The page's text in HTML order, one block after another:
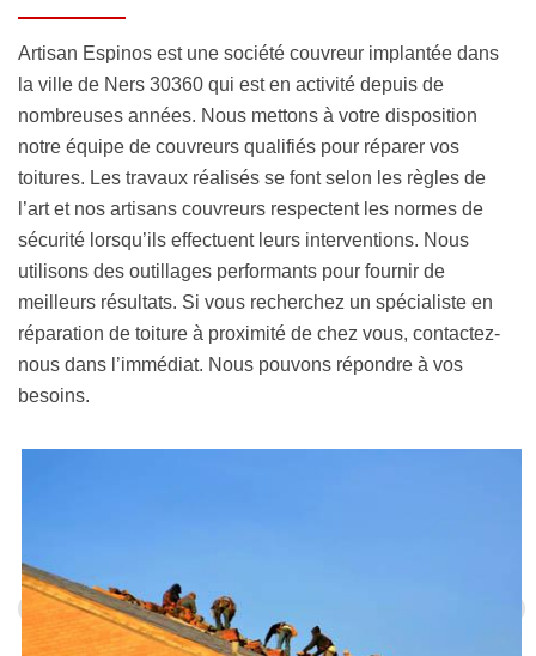
Artisan Espinos est une société couvreur implantée dans
la ville de Ners 30360 qui est en activité depuis de
nombreuses années. Nous mettons à votre disposition
notre équipe de couvreurs qualifiés pour réparer vos
toitures. Les travaux réalisés se font selon les règles de
l’art et nos artisans couvreurs respectent les normes de
sécurité lorsqu’ils effectuent leurs interventions. Nous
utilisons des outillages performants pour fournir de
meilleurs résultats. Si vous recherchez un spécialiste en
réparation de toiture à proximité de chez vous, contactez-
nous dans l’immédiat. Nous pouvons répondre à vos
besoins.